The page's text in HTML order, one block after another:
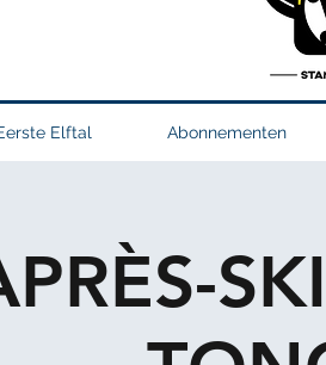
Elftal Abonnementen